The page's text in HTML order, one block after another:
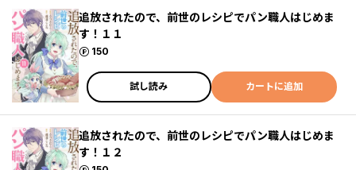
追放されたので、前世のレシピでパン職人はじめま
す！１１
150
ポイント
試し読み カートに追加
追放されたので、前世のレシピでパン職人はじめま
す！１２